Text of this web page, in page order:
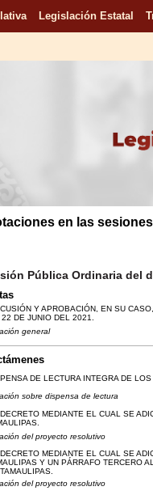
Legislación Estatal
en las
Pública Ordinaria del
Y APROBACIÓN, EN SU
22 DE JUNIO DEL 2021.
general
DE LECTURA INTEGRA DE
sobre dispensa de lectura
MEDIANTE EL CUAL SE
del proyecto resolutivo
MEDIANTE EL CUAL SE
Y UN PÁRRAFO TERCERO
del proyecto resolutivo